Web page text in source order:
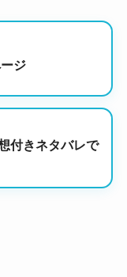
ジ
付きネタバレで